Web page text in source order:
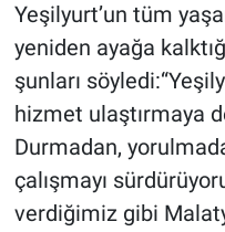
Yeşilyurt’un tüm
yeniden ayağa
şunları
hizmet ulaştırmaya
Durmadan,
çalışmayı
verdiğimiz gibi